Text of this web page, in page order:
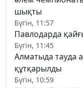
шықты
Бүгін, 11:57
Павлодарда
Бүгін, 11:45
Алматыда тауда
құтқарылды
Бүгін, 10:59